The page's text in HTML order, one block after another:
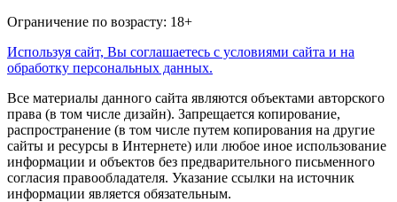
Ограничение по возрасту: 18+
Используя сайт, Вы соглашаетесь с условиями сайта и на
обработку персональных данных.
Все материалы данного сайта являются объектами авторского
права (в том числе дизайн). Запрещается копирование,
распространение (в том числе путем копирования на другие
сайты и ресурсы в Интернете) или любое иное использование
информации и объектов без предварительного письменного
согласия правообладателя. Указание ссылки на источник
информации является обязательным.